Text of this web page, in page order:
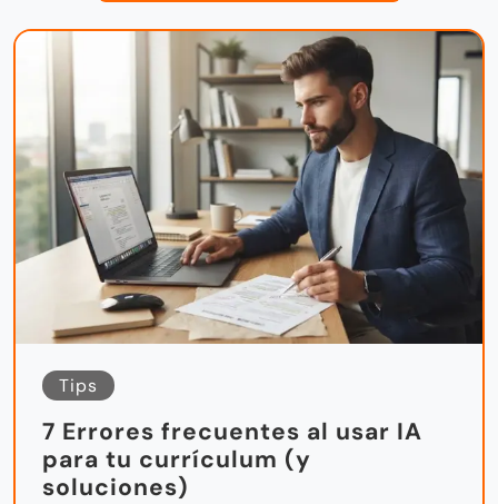
Tips
7 Errores frecuentes al usar IA
para tu currículum (y
soluciones)